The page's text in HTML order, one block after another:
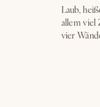
Laub,
allem viel
vier